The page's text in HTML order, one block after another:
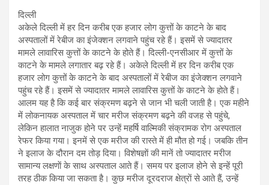
दिल्ली
अकेले दिल्ली में हर दिन करीब एक हजार लोग कुत्तों के काटने के बाद
अस्पतालों में रेबीज का इंजेक्शन लगवाने पहुंच रहे हैं। इसमें से ज्यादातर
मामले लावारिस कुत्तों के काटने के होते हैं। दिल्ली-एनसीआर में कुत्तों के
काटने के मामले लगातार बढ़ रहे हैं। अकेले दिल्ली में हर दिन करीब एक
हजार लोग कुत्तों के काटने के बाद अस्पतालों में रेबीज का इंजेक्शन लगवाने
पहुंच रहे हैं। इसमें से ज्यादातर मामले लावारिस कुत्तों के काटने के होते हैं।
आलम यह है कि कई बार संक्रमण बढ़ने से जान भी चली जाती है। एक महीने
में लोकनायक अस्पताल में चार मरीज संक्रमण बढ़ने की वजह से पहुंचे,
लेकिन हालात नाजुक होने पर उन्हें महर्षि वाल्मिकी संक्रामक रोग अस्पताल
रेफर किया गया। इनमें से एक मरीज की रास्ते में ही मौत हो गई। जबकि तीन
ने इलाज के दौरान दम तोड़ दिया। विशेषज्ञाें की मानें तो ज्यादातर मरीज
सामान्य लक्षणाें के साथ अस्पताल आते हैं। समय पर इलाज होने से इन्हें पूरी
तरह ठीक किया जा सकता है। कुछ मरीज दूरदराज क्षेत्राें से आते हैं, उन्हें